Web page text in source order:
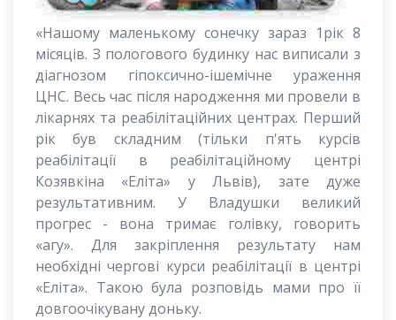
«Нашому маленькому сонечку зараз 1рік 8
місяців. З пологового будинку нас виписали з
діагнозом гіпоксично-ішемічне ураження
ЦНС. Весь час після народження ми провели в
лікарнях та реабілітаційних центрах. Перший
рік був складним (тільки п'ять курсів
реабілітації в реабілітаційному центрі
Козявкіна «Еліта» у Львів), зате дуже
результативним. У Владушки великий
прогрес - вона тримає голівку, говорить
«агу». Для закріплення результату нам
необхідні чергові курси реабілітації в центрі
«Еліта». Такою була розповідь мами про її
довгоочікувану доньку.